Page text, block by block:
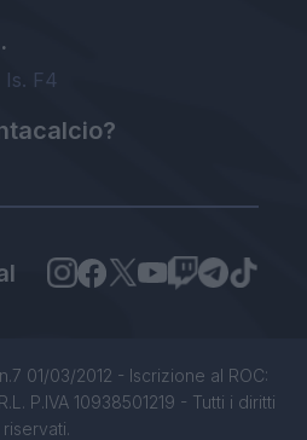
F4
01/03/2012 - Iscrizione al ROC:
P.IVA 10938501219 - Tutti i diritti
riservati.